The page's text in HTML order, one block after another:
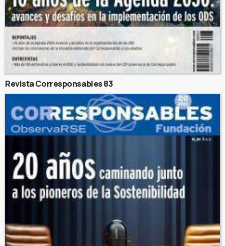
Revista Corresponsables 83